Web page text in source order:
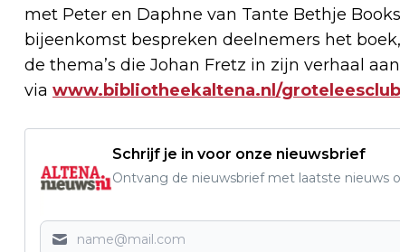
met Peter en Daphne van Tante Bethje
bijeenkomst bespreken deelnemers het
de thema’s die Johan Fretz in zijn verhaal
via www.bibliotheekaltena.nl/groteleesclub
Schrijf je in voor onze nieuwsbrief
Ontvang de nieuwsbrief met laatste nieuws